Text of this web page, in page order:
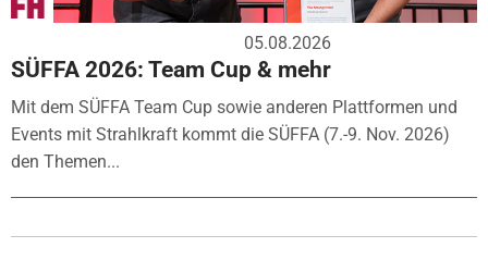
05.08.2026
SÜFFA 2026: Team Cup & mehr
Mit dem SÜFFA Team Cup sowie anderen Plattformen und
Events mit Strahlkraft kommt die SÜFFA (7.-9. Nov. 2026)
den Themen...